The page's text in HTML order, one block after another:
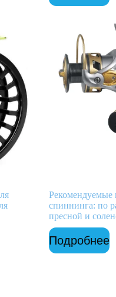
Рекомендуемые
спиннинга: по
пресной и
Подробнее